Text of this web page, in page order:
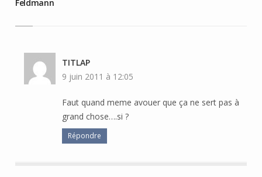
Feldmann
TITLAP
9 juin 2011 à 12:05
Faut quand meme avouer que ça ne sert pas à
grand chose….si ?
Répondre